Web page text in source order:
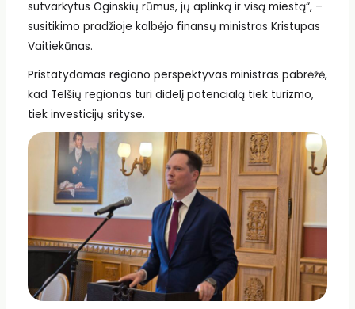
sutvarkytus Oginskių rūmus, jų aplinką ir visą miestą“, –
susitikimo pradžioje kalbėjo finansų ministras Kristupas
Vaitiekūnas.
Pristatydamas regiono perspektyvas ministras pabrėžė,
kad Telšių regionas turi didelį potencialą tiek turizmo,
tiek investicijų srityse.